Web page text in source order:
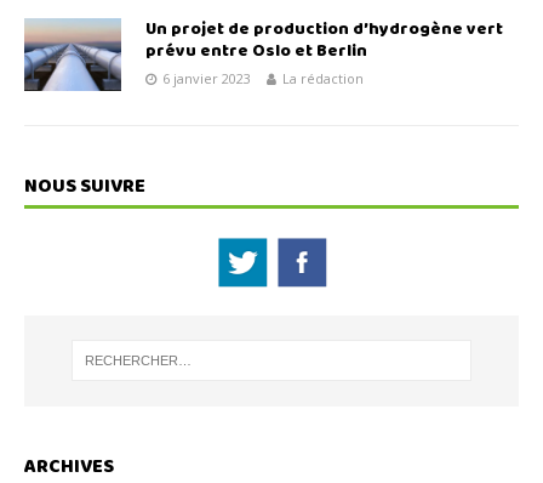
Un projet de production d’hydrogène vert
prévu entre Oslo et Berlin
6 janvier 2023 La rédaction
NOUS SUIVRE
ARCHIVES